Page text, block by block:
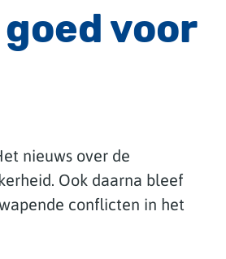
voor
nieuws over de
Ook daarna bleef
conflicten in het